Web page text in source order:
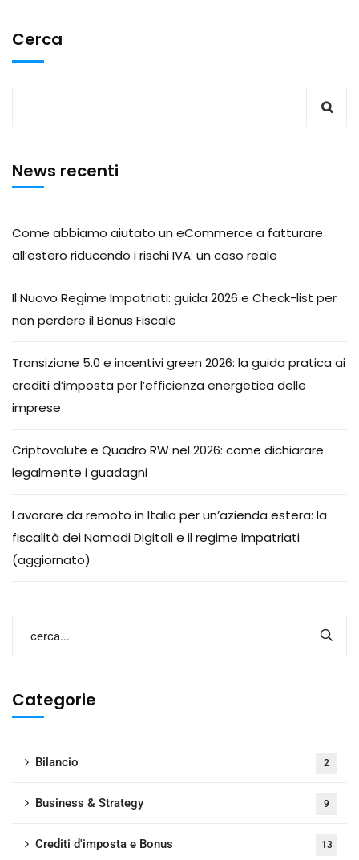
Cerca
News recenti
Come abbiamo aiutato un eCommerce a fatturare
all’estero riducendo i rischi IVA: un caso reale
Il Nuovo Regime Impatriati: guida 2026 e Check-list per
non perdere il Bonus Fiscale
Transizione 5.0 e incentivi green 2026: la guida pratica ai
crediti d’imposta per l’efficienza energetica delle
imprese
Criptovalute e Quadro RW nel 2026: come dichiarare
legalmente i guadagni
Lavorare da remoto in Italia per un’azienda estera: la
fiscalità dei Nomadi Digitali e il regime impatriati
(aggiornato)
Categorie
Bilancio 2
Business & Strategy 9
Crediti d'imposta e Bonus 13